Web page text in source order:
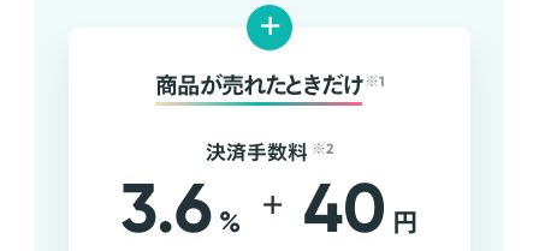
+
商品が売れたときだけ ※1
決済手数料 ※2
3.6 % + 40 円